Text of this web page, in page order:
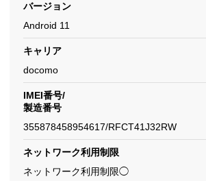
バージョン
Android 11
キャリア
docomo
IMEI番号/
製造番号
355878458954617/RFCT41J32RW
ネットワーク利用制限
ネットワーク利用制限◯